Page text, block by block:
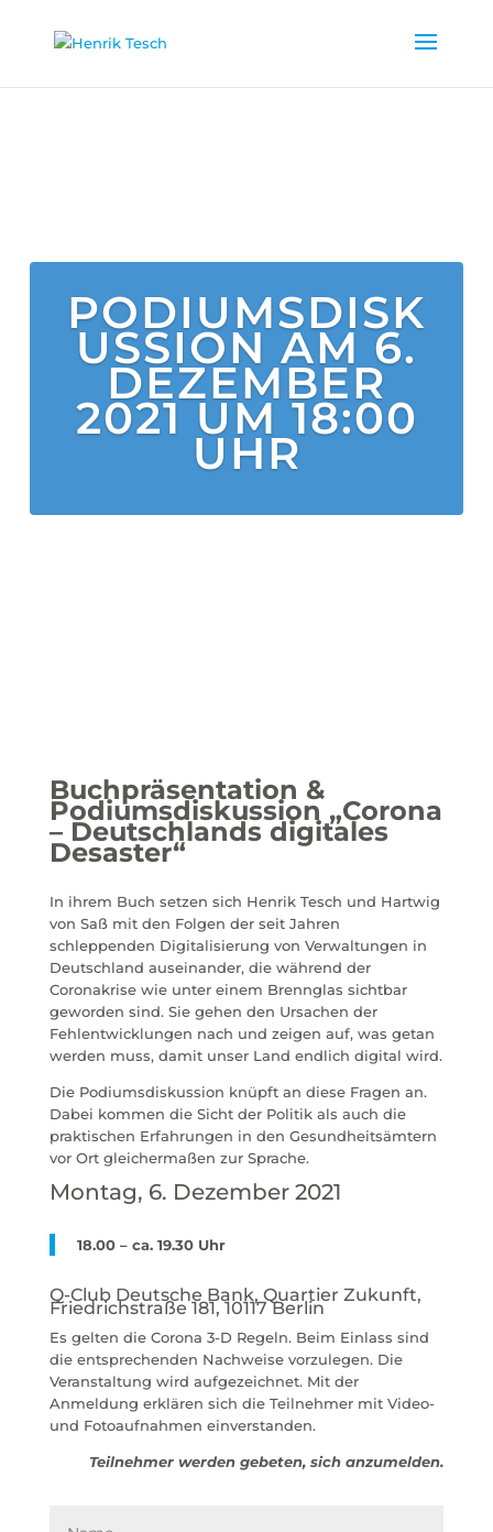
PODIUMSDISK
USSION AM 6.
DEZEMBER
2021 UM 18:00
UHR
Buchpräsentation &
Podiumsdiskussion „Corona
– Deutschlands digitales
Desaster“
In ihrem Buch setzen sich Henrik Tesch und Hartwig
von Saß mit den Folgen der seit Jahren
schleppenden Digitalisierung von Verwaltungen in
Deutschland auseinander, die während der
Coronakrise wie unter einem Brennglas sichtbar
geworden sind. Sie gehen den Ursachen der
Fehlentwicklungen nach und zeigen auf, was getan
werden muss, damit unser Land endlich digital wird.
Die Podiumsdiskussion knüpft an diese Fragen an.
Dabei kommen die Sicht der Politik als auch die
praktischen Erfahrungen in den Gesundheitsämtern
vor Ort gleichermaßen zur Sprache.
Montag, 6. Dezember 2021
18.00 – ca. 19.30 Uhr
Q-Club Deutsche Bank, Quartier Zukunft,
Friedrichstraße 181, 10117 Berlin
Es gelten die Corona 3-D Regeln. Beim Einlass sind
die entsprechenden Nachweise vorzulegen. Die
Veranstaltung wird aufgezeichnet. Mit der
Anmeldung erklären sich die Teilnehmer mit Video-
und Fotoaufnahmen einverstanden.
Teilnehmer werden gebeten, sich anzumelden.